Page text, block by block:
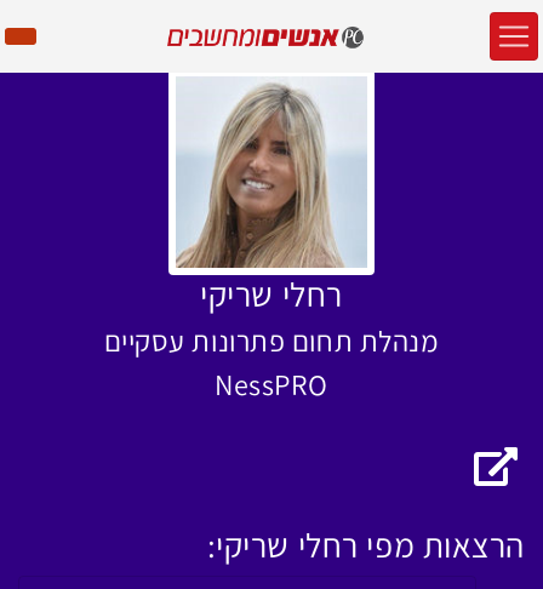
רחלי שריקי
מנהלת תחום פתרונות עסקיים
NessPRO
הרצאות מפי רחלי שריקי: